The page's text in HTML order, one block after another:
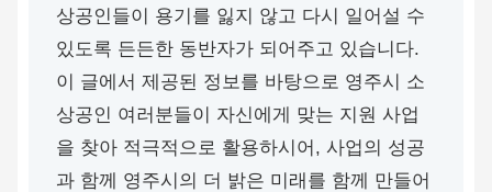
상공인들이 용기를 잃지 않고 다시 일어설 수
있도록 든든한 동반자가 되어주고 있습니다.
이 글에서 제공된 정보를 바탕으로 영주시 소
상공인 여러분들이 자신에게 맞는 지원 사업
을 찾아 적극적으로 활용하시어, 사업의 성공
과 함께 영주시의 더 밝은 미래를 함께 만들어